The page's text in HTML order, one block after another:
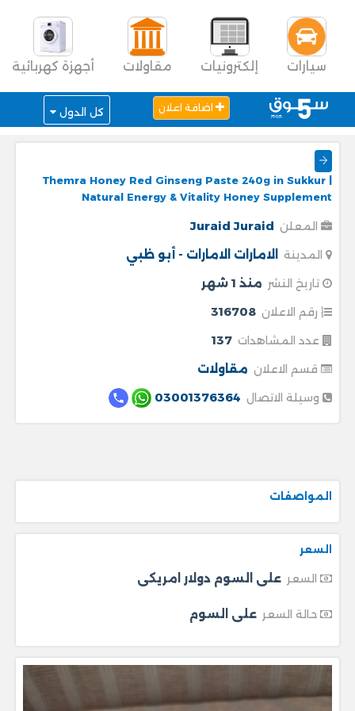
سيارات إلكترونيات مقاولات أجهزة كهربائية
اضافة اعلان كل الدول
Themra Honey Red Ginseng Paste 240g in Sukkur |
Natural Energy & Vitality Honey Supplement
المعلن Juraid Juraid
المدينة الامارات الامارات - أبو ظبي
تاريخ النشر منذ 1 شهر
رقم الاعلان 316708
عدد المشاهدات 137
قسم الاعلان مقاولات
وسيلة الاتصال 03001376364
المواصفات
السعر
السعر على السوم دولار امريكى
حالة السعر على السوم